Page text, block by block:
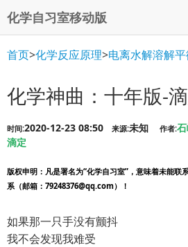
化学自习室移动版
首页>化学反应原理>电离水解溶解
化学神曲：十年版-
时间:2020-12-23 08:50 来源:未知 作者:
滴定
版权申明 ：凡是署名为“化学自习室”，意味着未能
系（邮箱：79248376@qq.com）！
如果那一只手没有颤抖
我不会发现我难受